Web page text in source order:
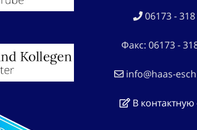
06173 - 318
Факс: 06173 -
info@haas-
В